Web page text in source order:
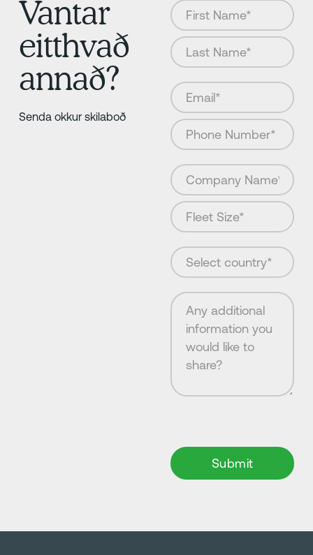
Vantar
eitthvað
annað?
Senda okkur skilaboð